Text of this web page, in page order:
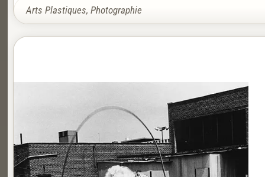
Arts Plastiques, Photographie